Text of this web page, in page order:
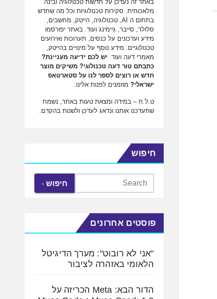
באתר זה נעדכן על חדשות טכנולוגיה ובינה
מלאכותית. סקירות טכנולוגיות וכל מה שחדש
בתחום ה AI, טכנולוגיה, הייטק, מחשבים,
סלולר, סייבר, גיימינג ועוד. באתר יפורסמו
מידע ועדכונים על כנסים, תערוכות ואירועים
טכנולוגיים. מידע נוסף על מינויים בהייטק,
מאמרי דעה ועוד. יש לכם ידיעה מעניינת?
כתבתם טור דעה טכנולוגי? משיקים מוצר
חדש או רוצים לספר לנו על סטארטאפ
ישראלי? מוזמנים לפנות אלינו.
ט.ל.ח – במידה ומצאת טעות באתר, נשמח
שתעדכנו אותנו ונדאג לעדכן ולשנות בהקדם.
חיפוש
חיפוש
פוסטים אחרונים
"אני לא רובוט": מערך הדיגיטל
הלאומי באזהרה לציבור
הדור הבא: Meta הכריזה על